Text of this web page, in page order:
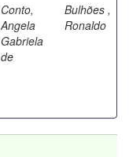
Conto,
Angela
Gabriela
de
Bulhões ,
Ronaldo